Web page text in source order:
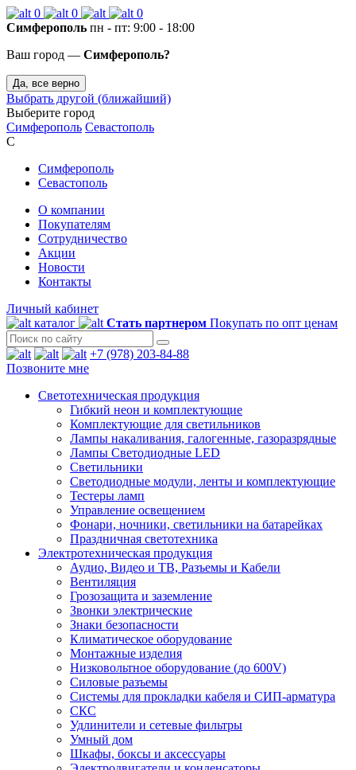
0 0
0
Симферополь пн - пт: 9:00 - 18:00
Ваш город — Симферополь?
Да, все верно
Выбрать другой (ближайший)
Выберите город
Симферополь Севастополь
С
Симферополь
Севастополь
О компании
Покупателям
Сотрудничество
Акции
Новости
Контакты
Личный кабинет
каталог
Стать партнером Покупать по опт ценам
+7 (978) 203-84-88
Позвоните мне
Светотехническая продукция
Гибкий неон и комплектующие
Комплектующие для светильников
Лампы накаливания, галогенные, газоразрядные
Лампы Светодиодные LED
Светильники
Светодиодные модули, ленты и комплектующие
Тестеры ламп
Управление освещением
Фонари, ночники, светильники на батарейках
Праздничная светотехника
Электротехническая продукция
Аудио, Видео и ТВ, Разъемы и Кабели
Вентиляция
Грозозащита и заземление
Звонки электрические
Знаки безопасности
Климатическое оборудование
Монтажные изделия
Низковольтное оборудование (до 600V)
Силовые разъемы
Системы для прокладки кабеля и СИП-арматура
СКС
Удлинители и сетевые фильтры
Умный дом
Шкафы, боксы и аксессуары